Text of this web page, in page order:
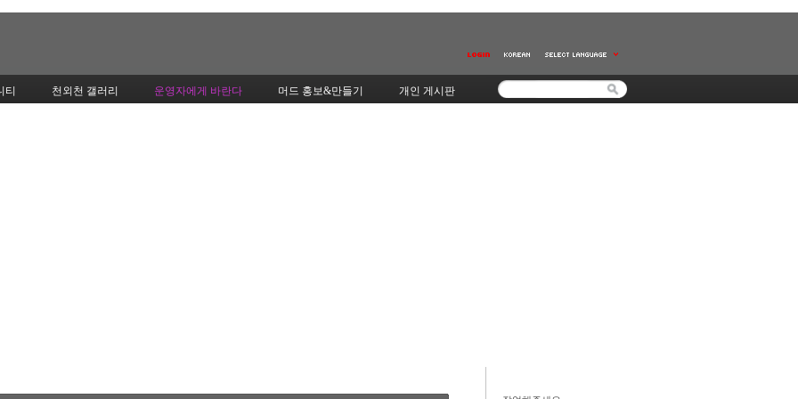
티 천외천 갤러리 운영자에게 바란다 머드 홍보&만들기 개인 게시판